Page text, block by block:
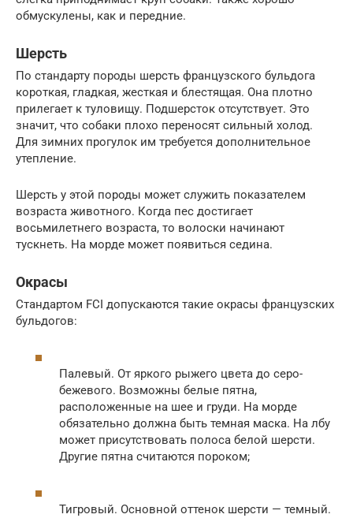
обмускулены, как и передние.
Шерсть
По стандарту породы шерсть французского бульдога
короткая, гладкая, жесткая и блестящая. Она плотно
прилегает к туловищу. Подшерсток отсутствует. Это
значит, что собаки плохо переносят сильный холод.
Для зимних прогулок им требуется дополнительное
утепление.
Шерсть у этой породы может служить показателем
возраста животного. Когда пес достигает
восьмилетнего возраста, то волоски начинают
тускнеть. На морде может появиться седина.
Окрасы
Стандартом FCI допускаются такие окрасы французских
бульдогов:
Палевый. От яркого рыжего цвета до серо-
бежевого. Возможны белые пятна,
расположенные на шее и груди. На морде
обязательно должна быть темная маска. На лбу
может присутствовать полоса белой шерсти.
Другие пятна считаются пороком;
Тигровый. Основной оттенок шерсти — темный.